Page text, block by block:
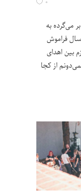
می‌گرده به
سال فراموش
بین اهدای
از کجا